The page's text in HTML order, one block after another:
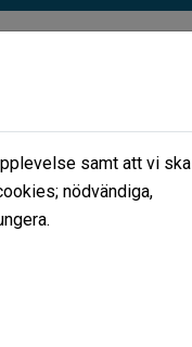
samt att vi ska
nödvändiga,